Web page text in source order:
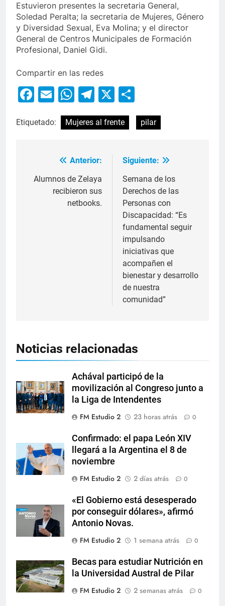
Estuvieron presentes la secretaria General,
Soledad Peralta; la secretaria de Mujeres, Género
y Diversidad Sexual, Eva Molina; y el director
General de Centros Municipales de Formación
Profesional, Daniel Gidi.
Compartir en las redes
Facebook
EmailWhatsApp
Telegram
X
Etiquetado: Mujeres al frente pilar
Anterior:
Alumnos de Zelaya
recibieron sus
netbooks.
Siguiente:
Semana de los
Derechos de las
Personas con
Discapacidad: “Es
fundamental seguir
impulsando
iniciativas que
acompañen el
bienestar y desarrollo
de nuestra
comunidad”
Noticias relacionadas
Achával participó de la
movilización al Congreso junto a
la Liga de Intendentes
FM Estudio 2
23 horas atrás 0
Confirmado: el papa León XIV
llegará a la Argentina el 8 de
noviembre
FM Estudio 2
2 días atrás 0
«El Gobierno está desesperado
por conseguir dólares», afirmó
Antonio Novas.
FM Estudio 2
1 semana atrás 0
Becas para estudiar Nutrición en
la Universidad Austral de Pilar
FM Estudio 2
2 semanas atrás 0